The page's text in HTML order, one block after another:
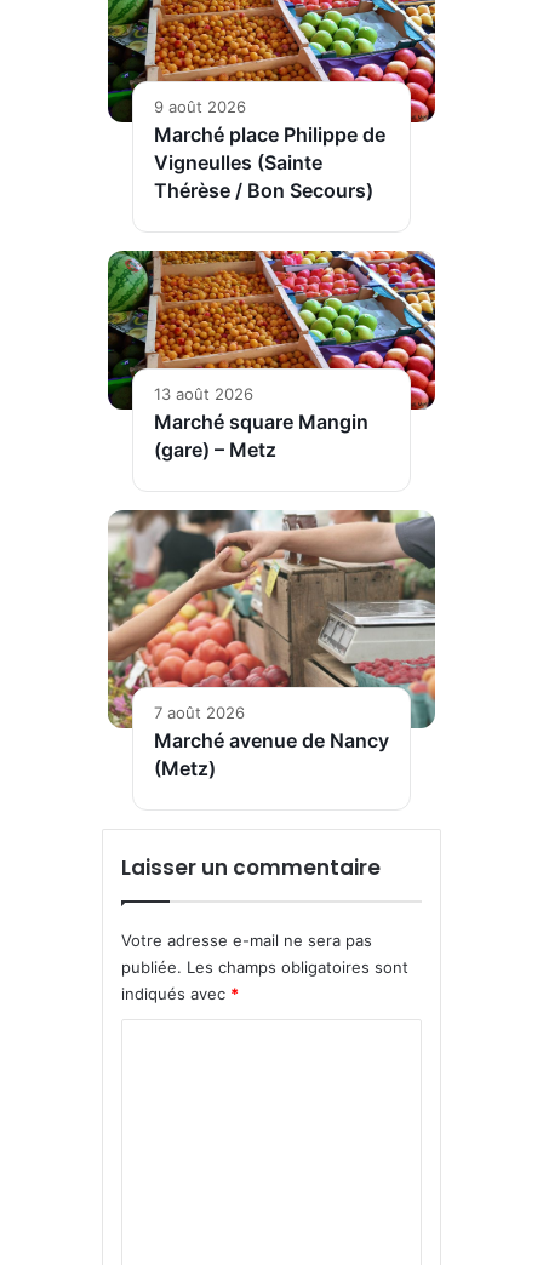
9 août 2026
Marché place Philippe de
Vigneulles (Sainte
Thérèse / Bon Secours)
13 août 2026
Marché square Mangin
(gare) – Metz
7 août 2026
Marché avenue de Nancy
(Metz)
Laisser un commentaire
Votre adresse e-mail ne sera pas
publiée. Les champs obligatoires sont
indiqués avec *